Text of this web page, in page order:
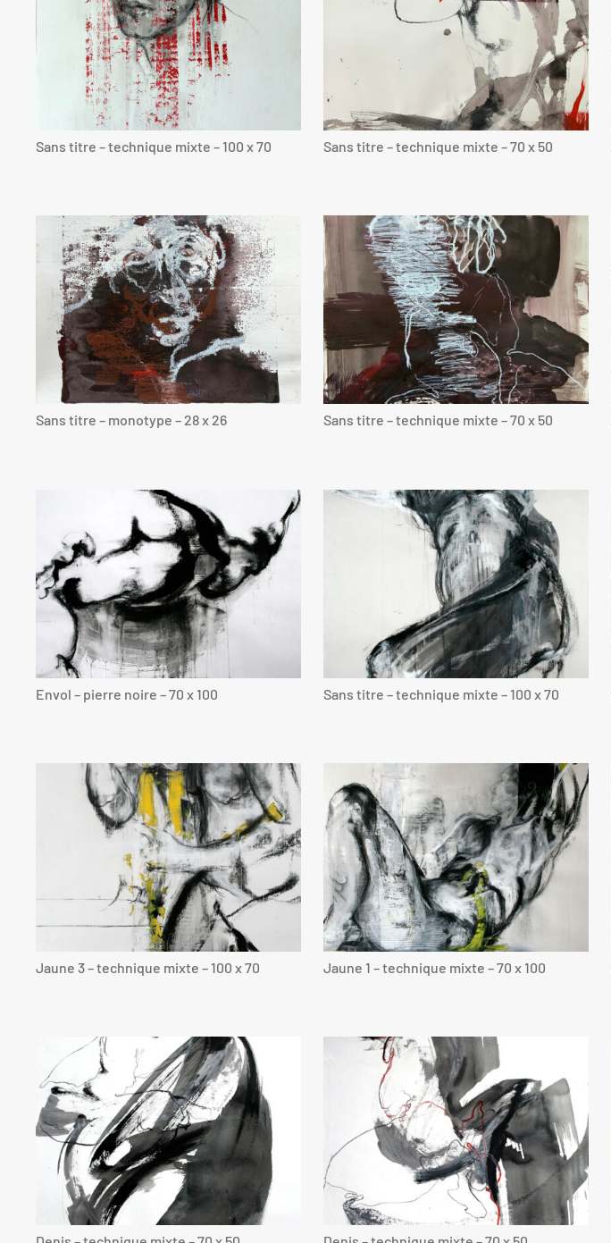
Sans titre – technique mixte – 100 x 70 Sans titre – technique mixte – 70 x 50
Sans titre – monotype – 28 x 26 Sans titre – technique mixte – 70 x 50
Envol – pierre noire – 70 x 100 Sans titre – technique mixte – 100 x 70
Jaune 3 – technique mixte – 100 x 70 Jaune 1 – technique mixte – 70 x 100